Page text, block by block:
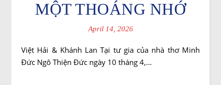
MỘT THOÁNG NHỚ
April 14, 2026
Việt Hải & Khánh Lan Tại tư gia của nhà thơ Minh
Đức Ngô Thiện Đức ngày 10 tháng 4,…